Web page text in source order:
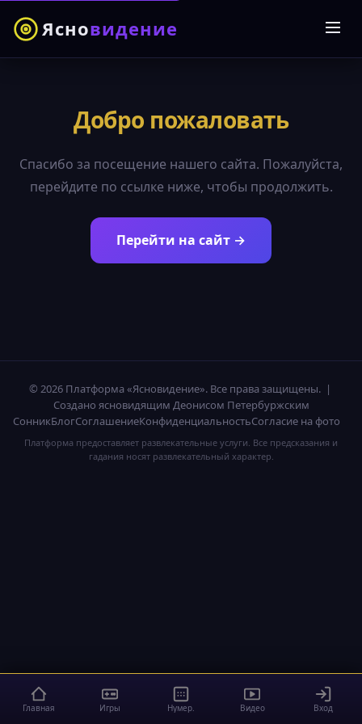
Ясновидение
Добро пожаловать
Спасибо за посещение нашего сайта. Пожалуйста,
перейдите по ссылке ниже, чтобы продолжить.
Перейти на сайт →
© 2026 Платформа «Ясновидение». Все права защищены. |
Создано ясновидящим Деонисом Петербуржским
СонникБлогСоглашениеКонфиденциальностьСогласие на фото
Платформа предоставляет развлекательные услуги. Все предсказания и
гадания носят развлекательный характер.
Главная Игры Нумер. Видео Вход